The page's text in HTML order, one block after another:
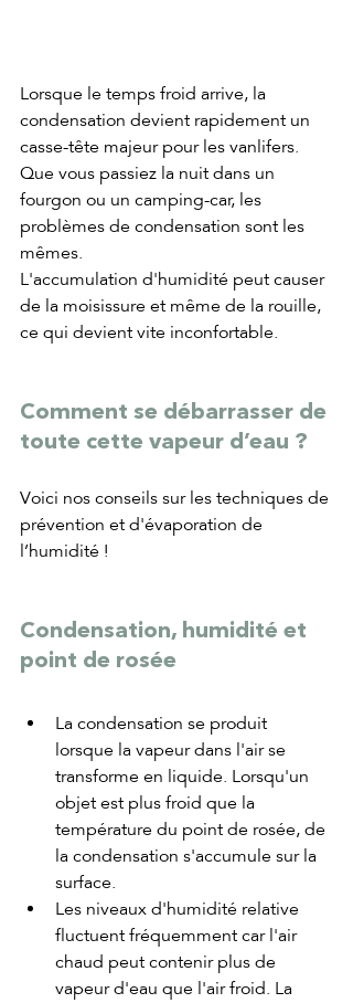
Lorsque le temps froid arrive, la
condensation devient rapidement un
casse-tête majeur pour les vanlifers.
Que vous passiez la nuit dans un
fourgon ou un camping-car, les
problèmes de condensation sont les
mêmes.
L'accumulation d'humidité peut causer
de la moisissure et même de la rouille,
ce qui devient vite inconfortable.
Comment se débarrasser de
toute cette vapeur d’eau ?
Voici nos conseils sur les techniques de
prévention et d'évaporation de
l’humidité !
Condensation, humidité et
point de rosée
La condensation se produit
lorsque la vapeur dans l'air se
transforme en liquide. Lorsqu'un
objet est plus froid que la
température du point de rosée, de
la condensation s'accumule sur la
surface.
Les niveaux d'humidité relative
fluctuent fréquemment car l'air
chaud peut contenir plus de
vapeur d'eau que l'air froid. La